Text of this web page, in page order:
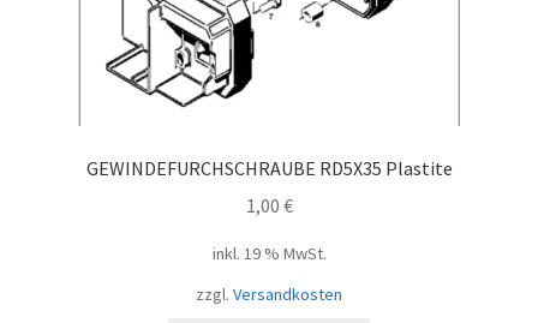
GEWINDEFURCHSCHRAUBE RD5X35 Plastite
1,00 €
inkl. 19 % MwSt.
zzgl. Versandkosten